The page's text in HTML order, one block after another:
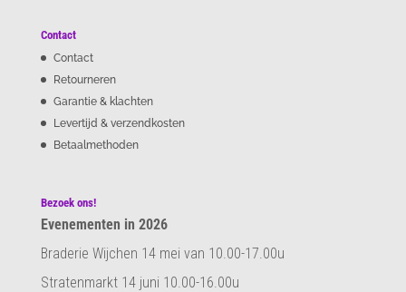
Contact
Contact
Retourneren
Garantie & klachten
Levertijd & verzendkosten
Betaalmethoden
Bezoek ons!
Evenementen in 2026
Braderie Wijchen 14 mei van 10.00-17.00u
Stratenmarkt 14 juni 10.00-16.00u